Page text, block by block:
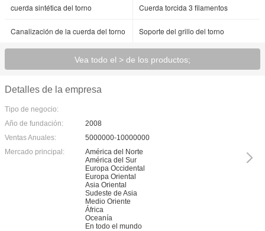
cuerda sintética del torno
Cuerda torcida 3 filamentos
Canalización de la cuerda del torno Soporte del grillo del torno
Vea todo el > de los productos;
Detalles de la empresa
Tipo de negocio:
Año de fundación:
2008
Ventas Anuales:
5000000-10000000
Mercado principal:
América del Norte
América del Sur
Europa Occidental
Europa Oriental
Asia Oriental
Sudeste de Asia
Medio Oriente
África
Oceanía
En todo el mundo